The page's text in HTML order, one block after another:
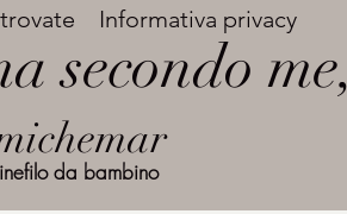
Light una delle font preferite dai
Facile da leggere, viene
per titoli e paragrafi.
secondo
Informativa privacy
da bambino